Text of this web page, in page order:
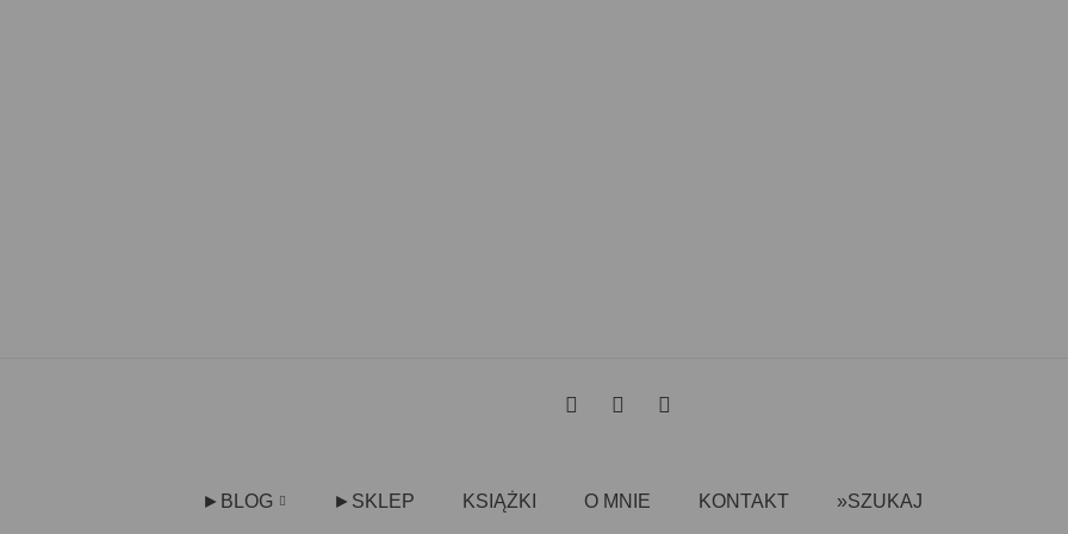
►BLOG ►SKLEP KSIĄŻKI O MNIE KONTAKT »SZUKAJ